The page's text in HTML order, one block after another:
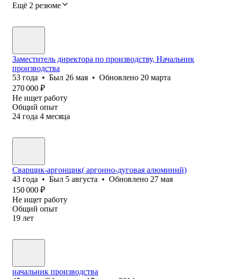
Ещё 2 резюме
Заместитель директора по производству, Начальник
производства
53 года • Был 26 мая • Обновлено 20 марта
270 000 ₽
Не ищет работу
Общий опыт
24 года 4 месяца
Сварщик-аргонщик( аргонно-дуговая алюминий)
43 года • Был 5 августа • Обновлено 27 мая
150 000 ₽
Не ищет работу
Общий опыт
19 лет
начальник производства